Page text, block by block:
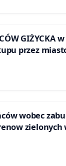
GIŻYCKA
przez
nad
wobec
zielonych
w Bielsku-